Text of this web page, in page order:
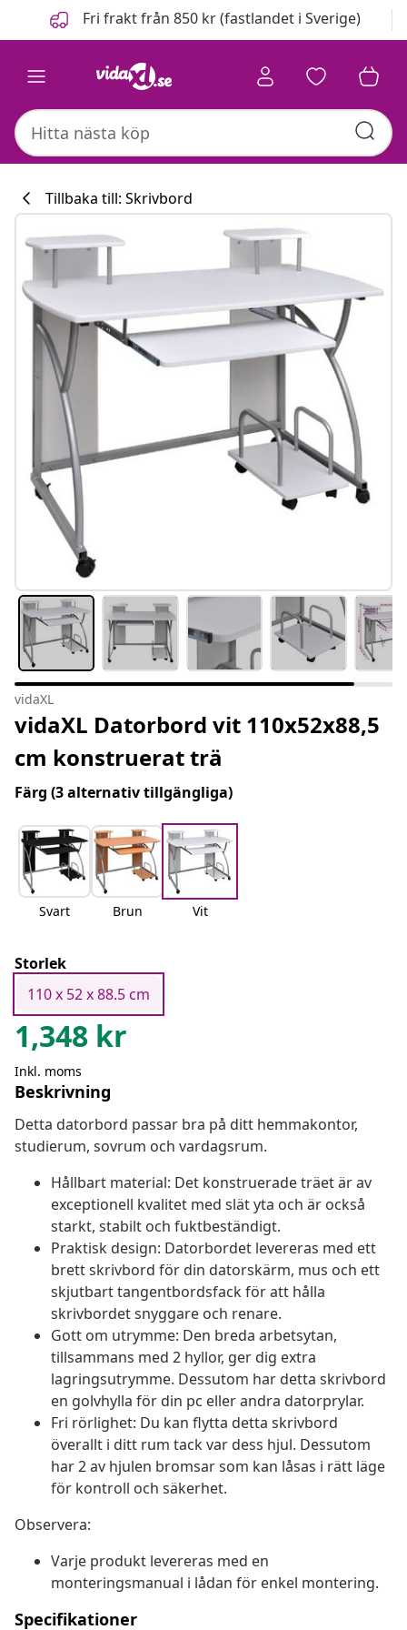
FöregåendeFri frakt från 850 kr (fastlandet i Sverige)
Tillbaka till: Skrivbord
vidaXL
vidaXL Datorbord vit 110x52x88,5
cm konstruerat trä
Färg (3 alternativ tillgängliga)
Svart Brun Vit
Storlek
110 x 52 x 88.5 cm
1,348 kr
Inkl. moms
Beskrivning
Detta datorbord passar bra på ditt hemmakontor,
studierum, sovrum och vardagsrum.
Hållbart material: Det konstruerade träet är av
exceptionell kvalitet med slät yta och är också
starkt, stabilt och fuktbeständigt.
Praktisk design: Datorbordet levereras med ett
brett skrivbord för din datorskärm, mus och ett
skjutbart tangentbordsfack för att hålla
skrivbordet snyggare och renare.
Gott om utrymme: Den breda arbetsytan,
tillsammans med 2 hyllor, ger dig extra
lagringsutrymme. Dessutom har detta skrivbord
en golvhylla för din pc eller andra datorprylar.
Fri rörlighet: Du kan flytta detta skrivbord
överallt i ditt rum tack var dess hjul. Dessutom
har 2 av hjulen bromsar som kan låsas i rätt läge
för kontroll och säkerhet.
Observera:
Varje produkt levereras med en
monteringsmanual i lådan för enkel montering.
Specifikationer